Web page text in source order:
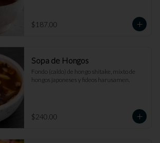
$187.00
Sopa de Hongos
Fondo (caldo) de hongo shitake, mixto de
hongos japoneses y fideos harusamen.
$240.00